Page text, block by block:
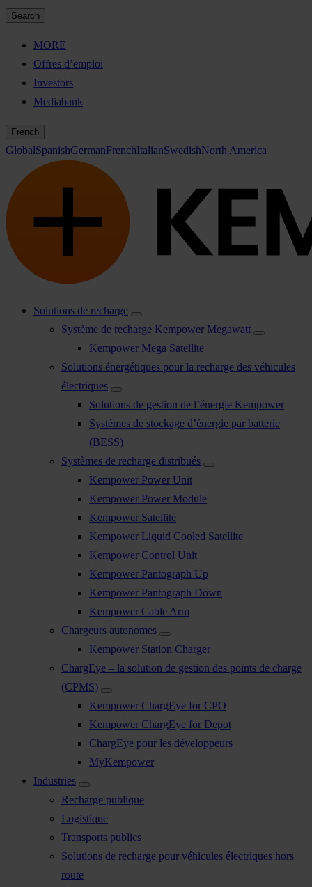
Search
MORE
Offres d’emploi
Investors
Mediabank
French
GlobalSpanishGermanFrenchItalianSwedishNorth America
Solutions de recharge
Système de recharge Kempower Megawatt
Kempower Mega Satellite
Solutions énergétiques pour la recharge des véhicules
électriques
Solutions de gestion de l’énergie Kempower
Systèmes de stockage d’énergie par batterie
(BESS)
Systèmes de recharge distribués
Kempower Power Unit
Kempower Power Module
Kempower Satellite
Kempower Liquid Cooled Satellite
Kempower Control Unit
Kempower Pantograph Up
Kempower Pantograph Down
Kempower Cable Arm
Chargeurs autonomes
Kempower Station Charger
ChargEye – la solution de gestion des points de charge
(CPMS)
Kempower ChargEye for CPO
Kempower ChargEye for Depot
ChargEye pour les développeurs
MyKempower
Industries
Recharge publique
Logistique
Transports publics
Solutions de recharge pour véhicules électriques hors
route